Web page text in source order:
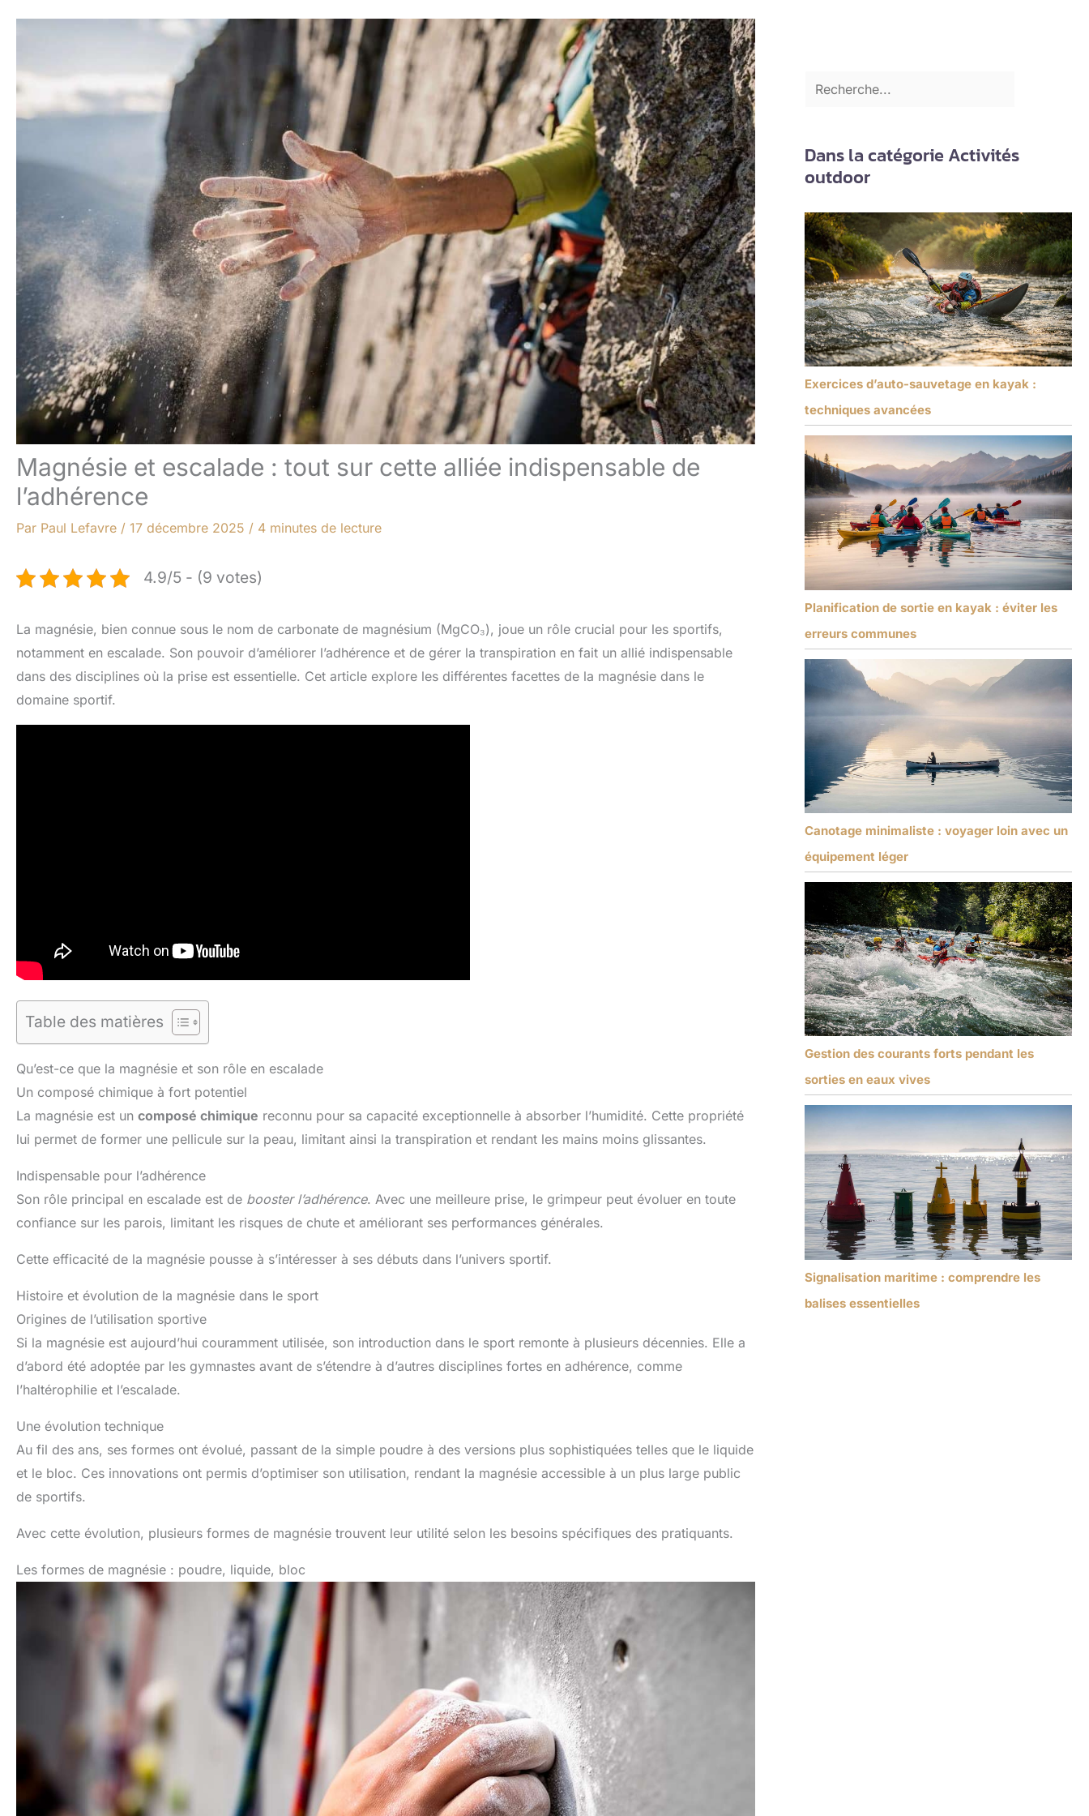
Magnésie et escalade : tout sur cette alliée indispensable de
l’adhérence
Par Paul Lefavre / 17 décembre 2025 / 4 minutes de lecture
4.9/5 - (9 votes)
La magnésie, bien connue sous le nom de carbonate de magnésium (MgCO₃), joue un rôle crucial pour les sportifs,
notamment en escalade. Son pouvoir d’améliorer l’adhérence et de gérer la transpiration en fait un allié indispensable
dans des disciplines où la prise est essentielle. Cet article explore les différentes facettes de la magnésie dans le
domaine sportif.
Table des matières
Qu’est-ce que la magnésie et son rôle en escalade
Un composé chimique à fort potentiel
La magnésie est un composé chimique reconnu pour sa capacité exceptionnelle à absorber l’humidité. Cette propriété
lui permet de former une pellicule sur la peau, limitant ainsi la transpiration et rendant les mains moins glissantes.
Indispensable pour l’adhérence
Son rôle principal en escalade est de booster l’adhérence. Avec une meilleure prise, le grimpeur peut évoluer en toute
confiance sur les parois, limitant les risques de chute et améliorant ses performances générales.
Cette efficacité de la magnésie pousse à s’intéresser à ses débuts dans l’univers sportif.
Histoire et évolution de la magnésie dans le sport
Origines de l’utilisation sportive
Si la magnésie est aujourd’hui couramment utilisée, son introduction dans le sport remonte à plusieurs décennies. Elle a
d’abord été adoptée par les gymnastes avant de s’étendre à d’autres disciplines fortes en adhérence, comme
l’haltérophilie et l’escalade.
Une évolution technique
Au fil des ans, ses formes ont évolué, passant de la simple poudre à des versions plus sophistiquées telles que le liquide
et le bloc. Ces innovations ont permis d’optimiser son utilisation, rendant la magnésie accessible à un plus large public
de sportifs.
Avec cette évolution, plusieurs formes de magnésie trouvent leur utilité selon les besoins spécifiques des pratiquants.
Les formes de magnésie : poudre, liquide, bloc
Dans la catégorie Activités
outdoor
Exercices d’auto-sauvetage en kayak :
techniques avancées
Planification de sortie en kayak : éviter les
erreurs communes
Canotage minimaliste : voyager loin avec un
équipement léger
Gestion des courants forts pendant les
sorties en eaux vives
Signalisation maritime : comprendre les
balises essentielles